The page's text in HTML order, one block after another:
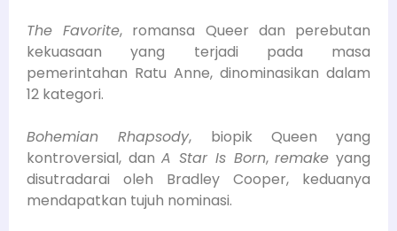
The Favorite, romansa Queer dan perebutan
kekuasaan yang terjadi pada masa
pemerintahan Ratu Anne, dinominasikan dalam
12 kategori.
Bohemian Rhapsody, biopik Queen yang
kontroversial, danA Star Is Born,remake yang
disutradarai oleh Bradley Cooper, keduanya
mendapatkan tujuh nominasi.